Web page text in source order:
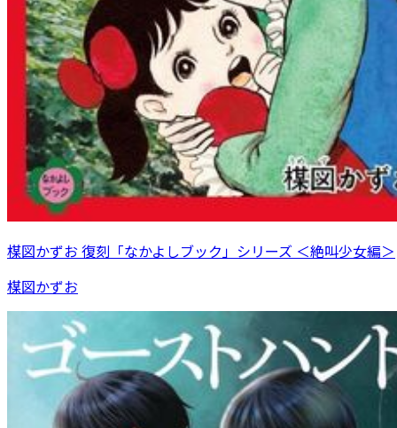
楳図かずお 復刻「なかよしブック」シリーズ ＜絶叫少女編＞
楳図かずお